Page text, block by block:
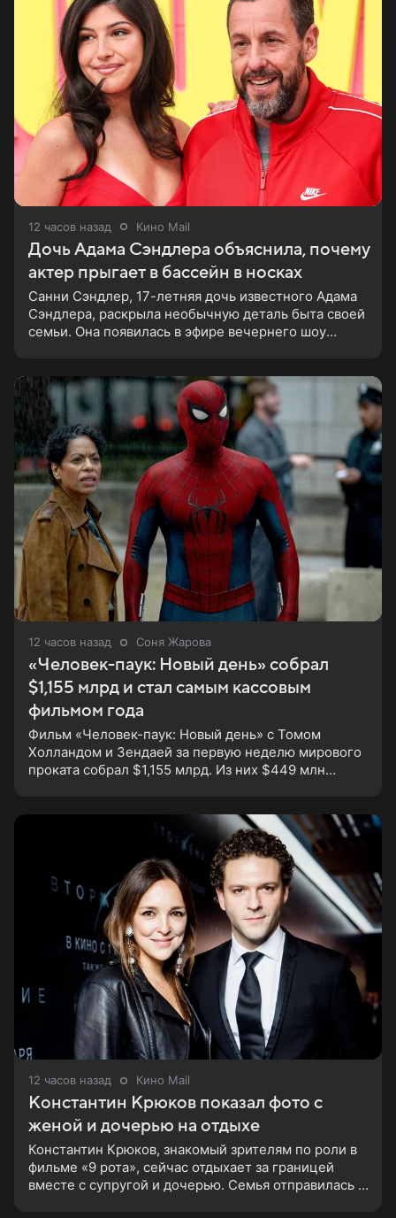
12 часов назад Кино Mail
Дочь Адама Сэндлера объяснила, почему
актер прыгает в бассейн в носках
Санни Сэндлер, 17-летняя дочь известного Адама
Сэндлера, раскрыла необычную деталь быта своей
семьи. Она появилась в эфире вечернего шоу
12 часов назад Соня Жарова
«Человек-паук: Новый день» собрал
$1,155 млрд и стал самым кассовым
фильмом года
Фильм «Человек-паук: Новый день» с Томом
Холландом и Зендаей за первую неделю мирового
проката собрал $1,155 млрд. Из них $449 млн
12 часов назад Кино Mail
Константин Крюков показал фото с
женой и дочерью на отдыхе
Константин Крюков, знакомый зрителям по роли в
фильме «9 рота», сейчас отдыхает за границей
вместе с супругой и дочерью. Семья отправилась в